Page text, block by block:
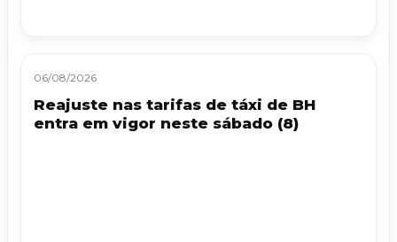
06/08/2026
Reajuste nas tarifas de táxi de BH
entra em vigor neste sábado (8)